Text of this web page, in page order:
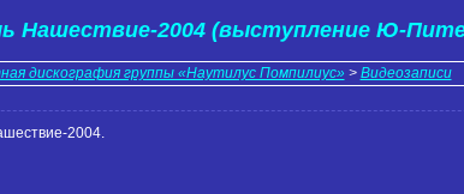
Нашествие-2004 (выступление Ю-
дискография группы «Наутилус Помпилиус» > Видеозаписи
2004.